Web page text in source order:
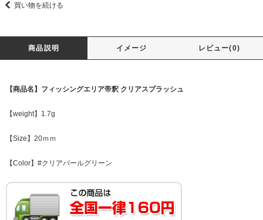
買い物を続ける
商品説明 イメージ レビュー(0)
【商品名】フィッシングエリア帝釈 クリアスプラッシュ
【weight】1.7g
【Size】20ｍｍ
【Color】#クリアパールグリーン